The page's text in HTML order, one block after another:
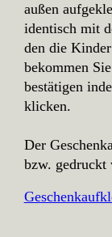
außen
identisch mit
den die
bekommen
bestätigen
klicken.
Der
bzw. gedruckt